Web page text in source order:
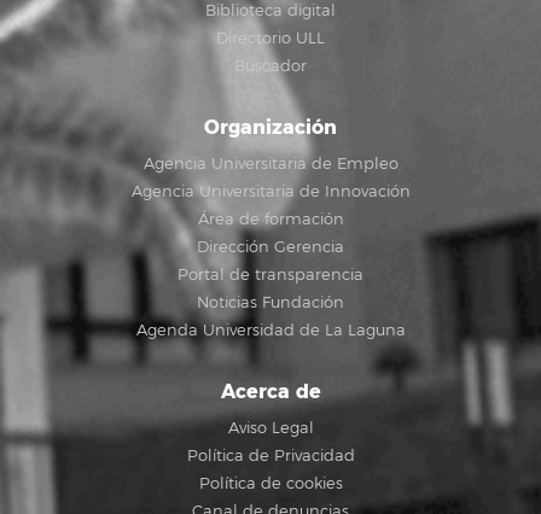
Biblioteca digital
Directorio ULL
Buscador
Organización
Agencia Universitaria de Empleo
Agencia Universitaria de Innovación
Área de formación
Dirección Gerencia
Portal de transparencia
Noticias Fundación
Agenda Universidad de La Laguna
Acerca de
Aviso Legal
Política de Privacidad
Política de cookies